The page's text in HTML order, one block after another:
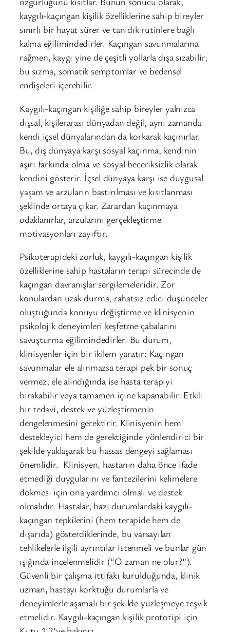
kaygılı-kaçıngan kişilik özelliklerine sahip bireyler
sınırlı bir hayat sürer ve tanıdık rutinlere bağlı
kalma eğilimindedirler. Kaçıngan savunmalarına
rağmen, kaygı yine de çeşitli yollarla dışa sızabilir;
bu sızma, somatik semptomlar ve bedensel
endişeleri içerebilir.
Kaygılı-kaçıngan kişiliğe sahip bireyler yalnızca
dışsal, kişilerarası dünyadan değil, aynı zamanda
kendi içsel dünyalarından da korkarak kaçınırlar.
Bu, dış dünyaya karşı sosyal kaçınma, kendinin
aşırı farkında olma ve sosyal beceriksizlik olarak
kendini gösterir. İçsel dünyaya karşı ise duygusal
yaşam ve arzuların bastırılması ve kısıtlanması
şeklinde ortaya çıkar. Zarardan kaçınmaya
odaklanırlar, arzularını gerçekleştirme
motivasyonları zayıftır.
Psikoterapideki zorluk, kaygılı-kaçıngan kişilik
özelliklerine sahip hastaların terapi sürecinde de
kaçıngan davranışlar sergilemeleridir. Zor
konulardan uzak durma, rahatsız edici düşünceler
oluştuğunda konuyu değiştirme ve klinisyenin
psikolojik deneyimleri keşfetme çabalarını
savuşturma eğilimindedirler. Bu durum,
klinisyenler için bir ikilem yaratır: Kaçıngan
savunmalar ele alınmazsa terapi pek bir sonuç
vermez; ele alındığında ise hasta terapiyi
bırakabilir veya tamamen içine kapanabilir. Etkili
bir tedavi, destek ve yüzleştirmenin
dengelenmesini gerektirir. Klinisyenin hem
destekleyici hem de gerektiğinde yönlendirici bir
şekilde yaklaşarak bu hassas dengeyi sağlaması
önemlidir. Klinisyen, hastanın daha önce ifade
etmediği duygularını ve fantezilerini kelimelere
dökmesi için ona yardımcı olmalı ve destek
olmalıdır. Hastalar, bazı durumlardaki kaygılı-
kaçıngan tepkilerini (hem terapide hem de
dışarıda) gösterdiklerinde, bu varsayılan
tehlikelerle ilgili ayrıntılar istenmeli ve bunlar gün
ışığında incelenmelidir (“O zaman ne olur?”).
Güvenli bir çalışma ittifakı kurulduğunda, klinik
uzman, hastayı korktuğu durumlarla ve
deneyimlerle aşamalı bir şekilde yüzleşmeye teşvik
etmelidir. Kaygılı-kaçıngan kişilik prototipi için